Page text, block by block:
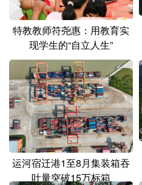
山东 河南
广东 广西
四川 贵州
陕西 甘肃
新疆 内蒙古
多语种频道
特教教师符尧惠：用教育实
现学生的“自立人生”
运河宿迁港1至8月集装箱吞
吐量突破15万标箱